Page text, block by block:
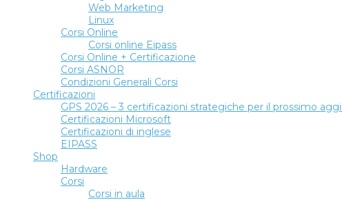
Web Marketing
Linux
Corsi Online
Corsi online Eipass
Corsi Online + Certificazione
Corsi ASNOR
Condizioni Generali Corsi
Certificazioni
GPS 2026 – 3 certificazioni strategiche per il prossimo
Certificazioni Microsoft
Certificazioni di inglese
EIPASS
Shop
Hardware
Corsi
Corsi in aula